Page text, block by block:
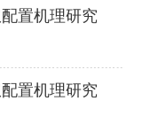
置机理研究
置机理研究